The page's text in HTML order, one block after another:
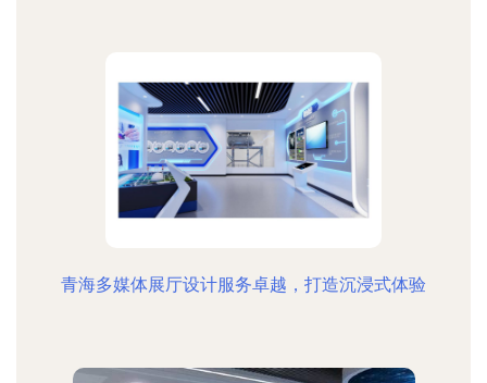
青海多媒体展厅设计服务卓越，打造沉浸式体验